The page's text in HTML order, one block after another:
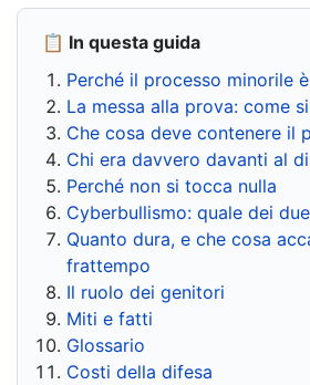
📋 In questa guida
Perché il processo minorile
La messa alla prova: come
Che cosa deve contenere il
Chi era davvero davanti al
Perché non si tocca nulla
Cyberbullismo: quale dei
Quanto dura, e che cosa
frattempo
Il ruolo dei genitori
Miti e fatti
Glossario
Costi della difesa